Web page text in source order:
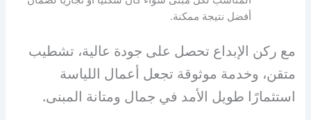
أفضل نتيجة ممكنة.
مع ركن الإبداع تحصل على جودة عالية، تشطيب
متقن، وخدمة موثوقة تجعل أعمال اللياسة
استثمارًا طويل الأمد في جمال ومتانة المبنى.